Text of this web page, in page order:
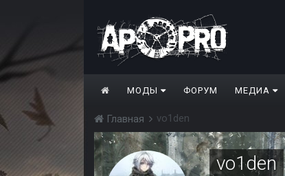
МОДЫ ФОРУМ МЕДИА
Главная vo1den
vo1den